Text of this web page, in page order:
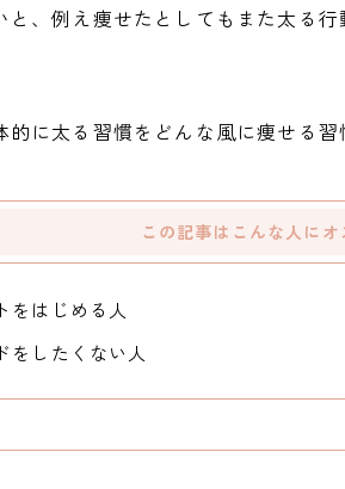
と、例え痩せたとしてもまた太る
に太る習慣をどんな風に痩せる習
この記事はこんな人にオ
をはじめる人
をしたくない人